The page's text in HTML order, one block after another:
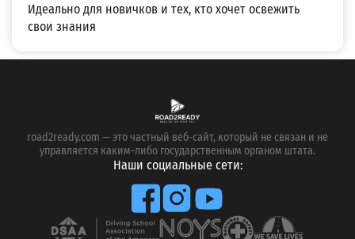
Идеально для новичков и тех, кто хочет освежить
свои знания
road2ready.com — это частный веб-сайт, который не связан и не
управляется каким-либо государственным органом штата.
Наши социальные сети: